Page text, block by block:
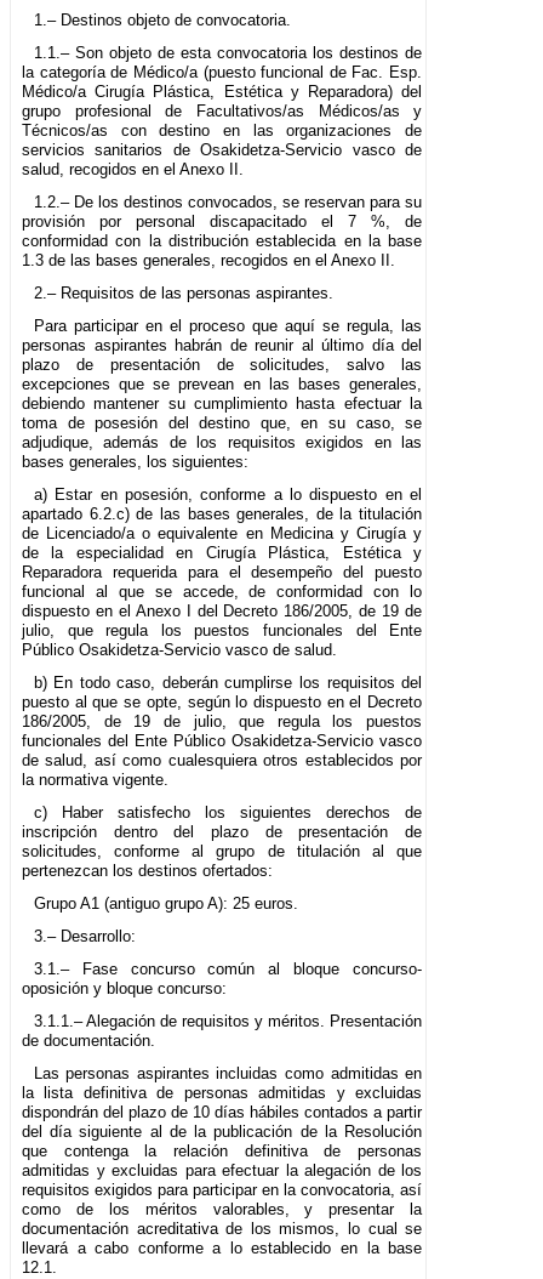
1.– Destinos objeto de convocatoria.
1.1.– Son objeto de esta convocatoria los destinos de
la categoría de Médico/a (puesto funcional de Fac. Esp.
Médico/a Cirugía Plástica, Estética y Reparadora) del
grupo profesional de Facultativos/as Médicos/as y
Técnicos/as con destino en las organizaciones de
servicios sanitarios de Osakidetza-Servicio vasco de
salud, recogidos en el Anexo II.
1.2.– De los destinos convocados, se reservan para su
provisión por personal discapacitado el 7 %, de
conformidad con la distribución establecida en la base
1.3 de las bases generales, recogidos en el Anexo II.
2.– Requisitos de las personas aspirantes.
Para participar en el proceso que aquí se regula, las
personas aspirantes habrán de reunir al último día del
plazo de presentación de solicitudes, salvo las
excepciones que se prevean en las bases generales,
debiendo mantener su cumplimiento hasta efectuar la
toma de posesión del destino que, en su caso, se
adjudique, además de los requisitos exigidos en las
bases generales, los siguientes:
a) Estar en posesión, conforme a lo dispuesto en el
apartado 6.2.c) de las bases generales, de la titulación
de Licenciado/a o equivalente en Medicina y Cirugía y
de la especialidad en Cirugía Plástica, Estética y
Reparadora requerida para el desempeño del puesto
funcional al que se accede, de conformidad con lo
dispuesto en el Anexo I del Decreto 186/2005, de 19 de
julio, que regula los puestos funcionales del Ente
Público Osakidetza-Servicio vasco de salud.
b) En todo caso, deberán cumplirse los requisitos del
puesto al que se opte, según lo dispuesto en el Decreto
186/2005, de 19 de julio, que regula los puestos
funcionales del Ente Público Osakidetza-Servicio vasco
de salud, así como cualesquiera otros establecidos por
la normativa vigente.
c) Haber satisfecho los siguientes derechos de
inscripción dentro del plazo de presentación de
solicitudes, conforme al grupo de titulación al que
pertenezcan los destinos ofertados:
Grupo A1 (antiguo grupo A): 25 euros.
3.– Desarrollo:
3.1.– Fase concurso común al bloque concurso-
oposición y bloque concurso:
3.1.1.– Alegación de requisitos y méritos. Presentación
de documentación.
Las personas aspirantes incluidas como admitidas en
la lista definitiva de personas admitidas y excluidas
dispondrán del plazo de 10 días hábiles contados a partir
del día siguiente al de la publicación de la Resolución
que contenga la relación definitiva de personas
admitidas y excluidas para efectuar la alegación de los
requisitos exigidos para participar en la convocatoria, así
como de los méritos valorables, y presentar la
documentación acreditativa de los mismos, lo cual se
llevará a cabo conforme a lo establecido en la base
12.1.